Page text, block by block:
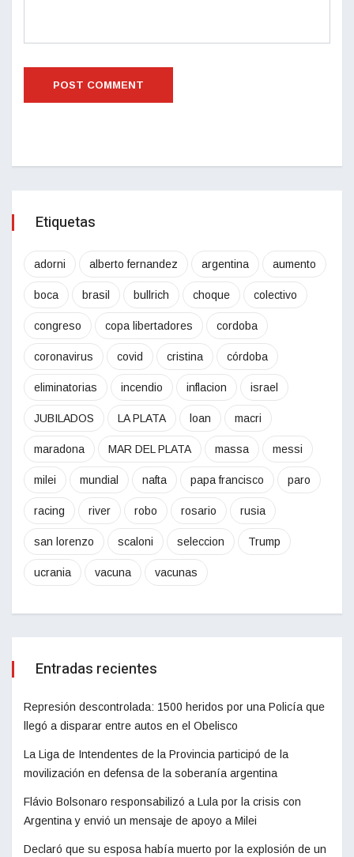
Etiquetas
adorni alberto fernandez argentina aumento
boca brasil bullrich choque colectivo
congreso copa libertadores cordoba
coronavirus covid cristina córdoba
eliminatorias incendio inflacion israel
JUBILADOS LA PLATA loan macri
maradona MAR DEL PLATA massa messi
milei mundial nafta papa francisco paro
racing river robo rosario rusia
san lorenzo scaloni seleccion Trump
ucrania vacuna vacunas
Entradas recientes
Represión descontrolada: 1500 heridos por una Policía que
llegó a disparar entre autos en el Obelisco
La Liga de Intendentes de la Provincia participó de la
movilización en defensa de la soberanía argentina
Flávio Bolsonaro responsabilizó a Lula por la crisis con
Argentina y envió un mensaje de apoyo a Milei
Declaró que su esposa había muerto por la explosión de un